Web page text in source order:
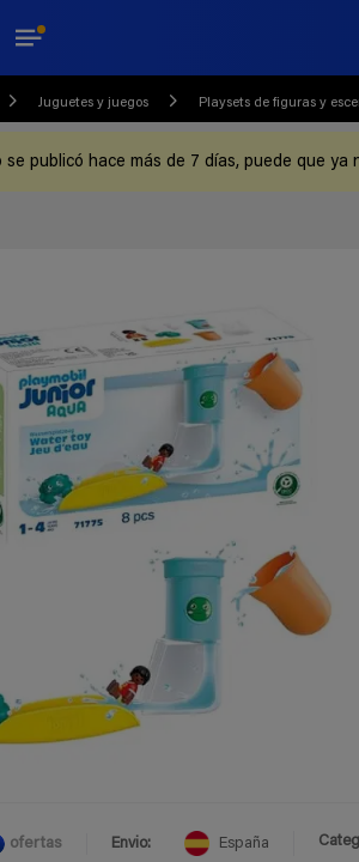
Juguetes y juegos Playsets de figuras y
se publicó hace más de 7 días, puede que ya
ofertas Envio: España